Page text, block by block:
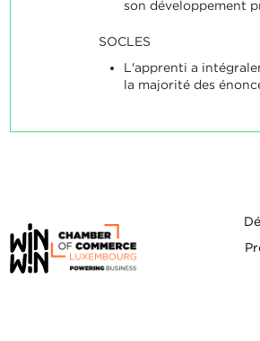
son développement
SOCLES
L'apprenti a
la majorité des